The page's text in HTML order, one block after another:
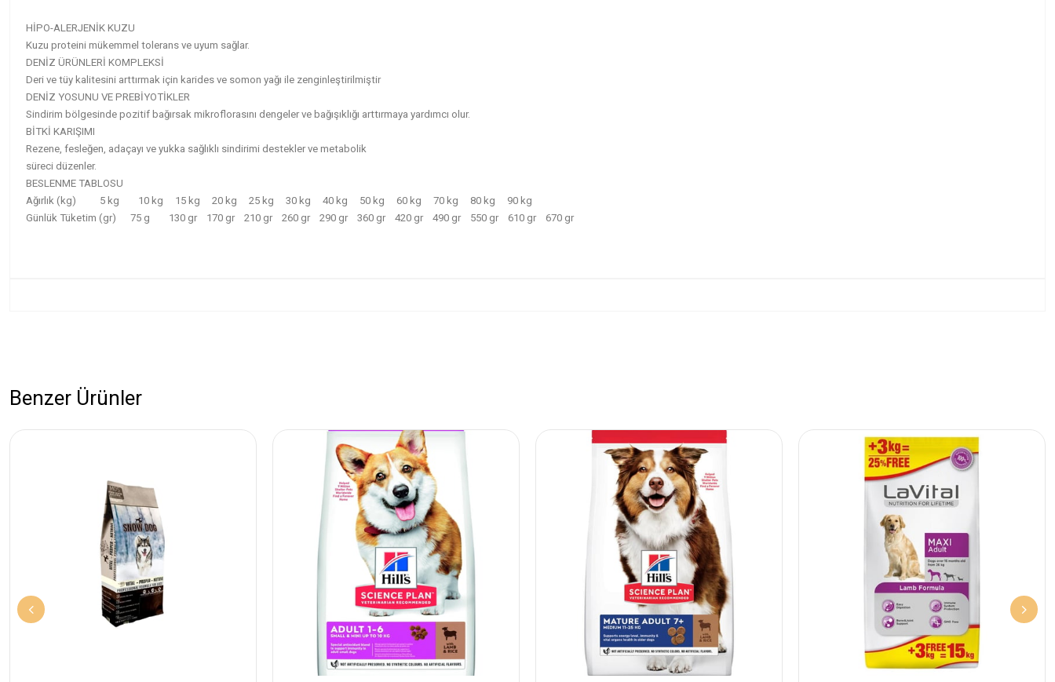
HİPO-ALERJENİK KUZU
Kuzu proteini mükemmel tolerans ve uyum sağlar.
DENİZ ÜRÜNLERİ KOMPLEKSİ
Deri ve tüy kalitesini arttırmak için karides ve somon yağı ile zenginleştirilmiştir
DENİZ YOSUNU VE PREBİYOTİKLER
Sindirim bölgesinde pozitif bağırsak mikroflorasını dengeler ve bağışıklığı arttırmaya yardımcı olur.
BİTKİ KARIŞIMI
Rezene, fesleğen, adaçayı ve yukka sağlıklı sindirimi destekler ve metabolik
süreci düzenler.
BESLENME TABLOSU
Ağırlık (kg)
5 kg 10 kg 15 kg 20 kg 25 kg 30 kg 40 kg 50 kg 60 kg 70 kg 80 kg
90 kg
Günlük Tüketim (gr)
75 g 130 gr 170 gr 210 gr 260 gr 290 gr 360 gr 420 gr 490 gr 550 gr 610 gr 670 gr
Benzer Ürünler